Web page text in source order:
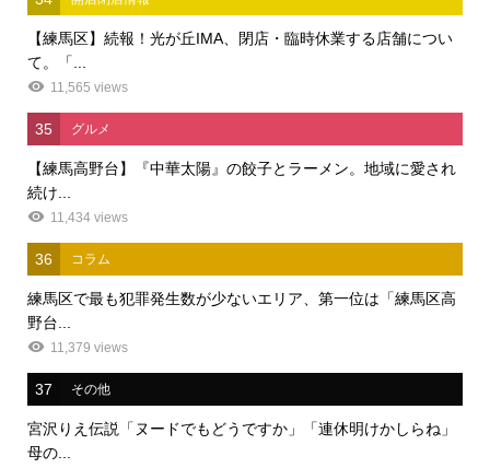
【練馬区】続報！光が丘IMA、閉店・臨時休業する店舗につい
て。「...
11,565 views
35 グルメ
【練馬高野台】『中華太陽』の餃子とラーメン。地域に愛され
続け...
11,434 views
36 コラム
練馬区で最も犯罪発生数が少ないエリア、第一位は「練馬区高
野台...
11,379 views
37 その他
宮沢りえ伝説「ヌードでもどうですか」「連休明けかしらね」
母の...